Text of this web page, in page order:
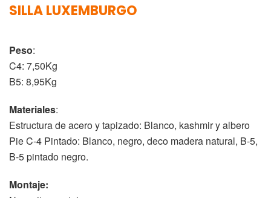
SILLA LUXEMBURGO
Peso:
C4: 7,50Kg
B5: 8,95Kg
Materiales:
Estructura de acero y tapizado: Blanco, kashmir y albero
Pie C-4 Pintado: Blanco, negro, deco madera natural, B-5,
B-5 pintado negro.
Montaje: